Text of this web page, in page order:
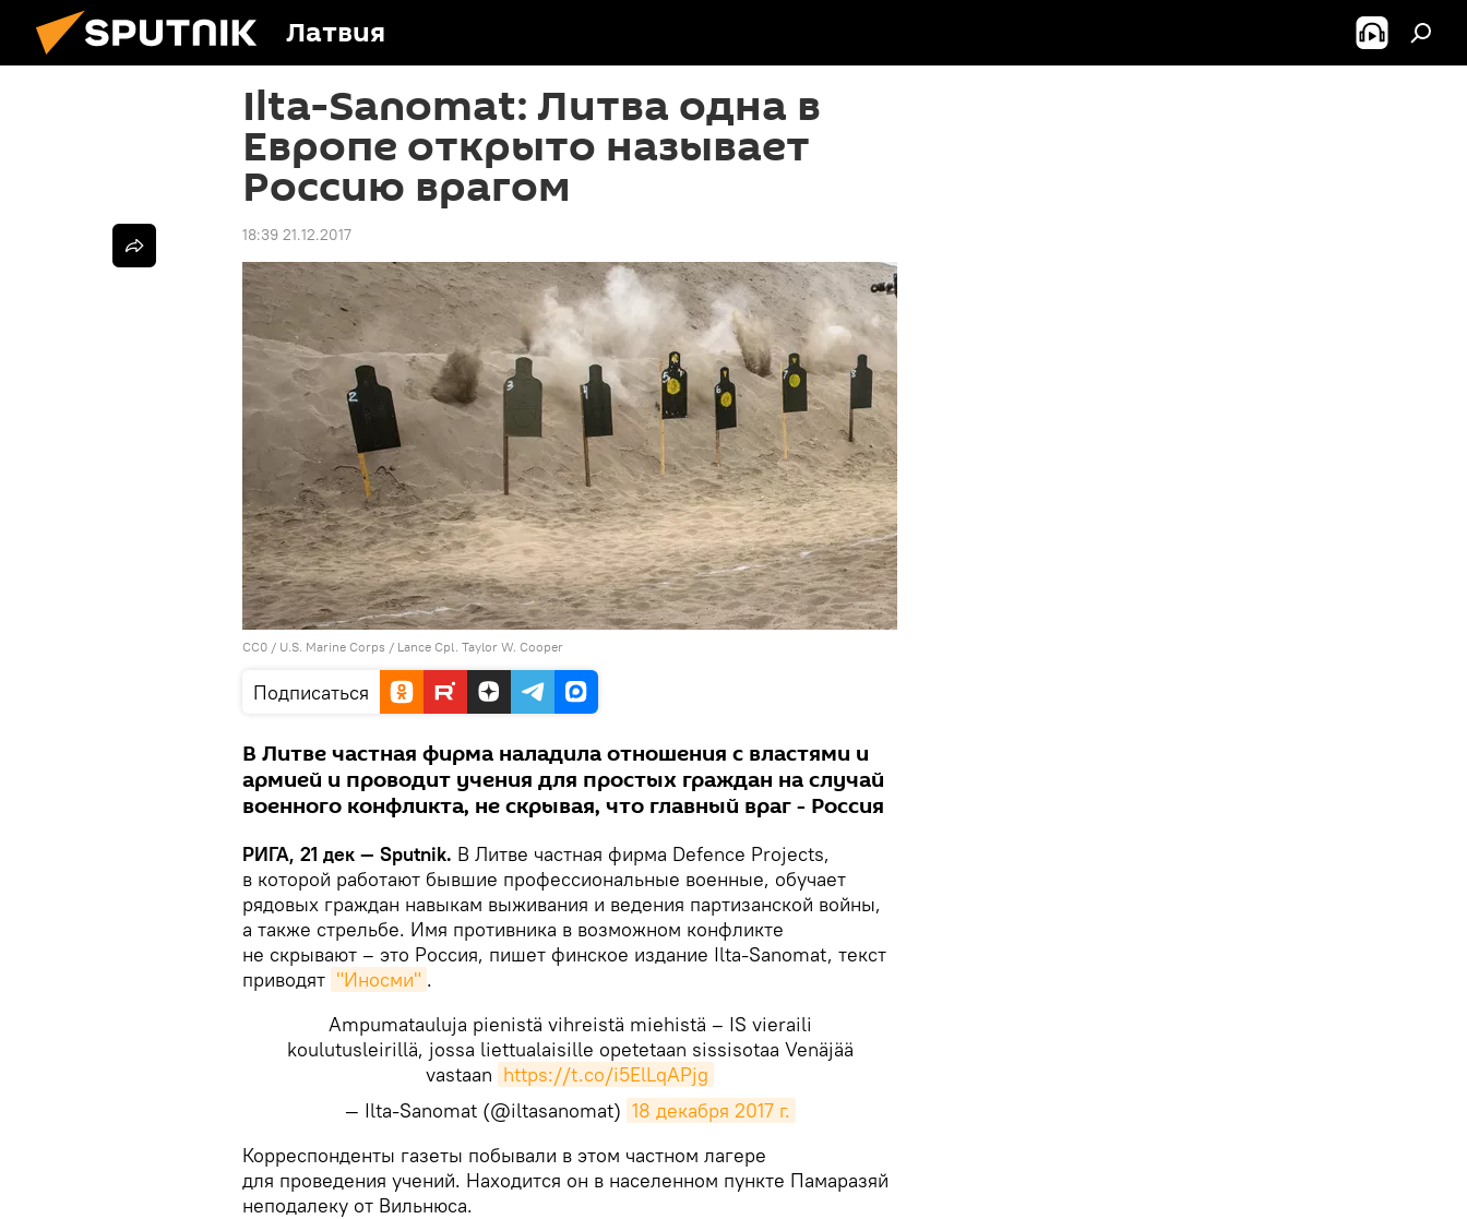
Латвия
Ilta-Sanomat: Литва одна в
Европе открыто называет
Россию врагом
18:39 21.12.2017
CC0 / U.S. Marine Corps / Lance Cpl. Taylor W. Cooper
Подписаться
В Литве частная фирма наладила отношения с властями и
армией и проводит учения для простых граждан на случай
военного конфликта, не скрывая, что главный враг - Россия
РИГА, 21 дек — Sputnik. В Литве частная фирма Defence Projects,
в которой работают бывшие профессиональные военные, обучает
рядовых граждан навыкам выживания и ведения партизанской войны,
а также стрельбе. Имя противника в возможном конфликте
не скрывают – это Россия, пишет финское издание Ilta-Sanomat, текст
приводят "Иносми" .
Ampuma­tauluja pienistä vihreistä miehistä – IS vieraili
koulutus­leirillä, jossa liettualaisille opetetaan sissi­sotaa Venäjää
vastaan https://t.co/i5ElLqAPjg
— Ilta-Sanomat (@iltasanomat) 18 декабря 2017 г.
​Корреспонденты газеты побывали в этом частном лагере
для проведения учений. Находится он в населенном пункте Памаразяй
неподалеку от Вильнюса.